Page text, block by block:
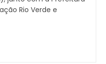
Rio Verde e